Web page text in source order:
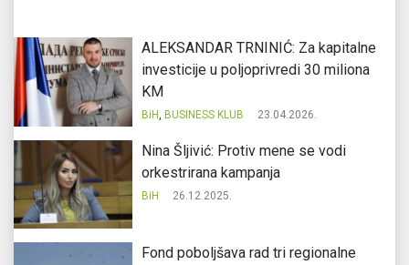
ALEKSANDAR TRNINIĆ: Za kapitalne
investicije u poljoprivredi 30 miliona
KM
BiH, BUSINESS KLUB 23.04.2026.
Nina Šljivić: Protiv mene se vodi
orkestrirana kampanja
BiH 26.12.2025.
Fond poboljšava rad tri regionalne